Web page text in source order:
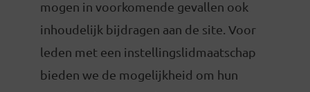
mogen in voorkomende gevallen ook
inhoudelijk bijdragen aan de site. Voor
leden met een instellingslidmaatschap
bieden we de mogelijkheid om hun